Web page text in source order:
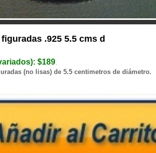
.925 5.5 cms d
$189.
(no lisas) de 5.5 centimetros de diámetro.